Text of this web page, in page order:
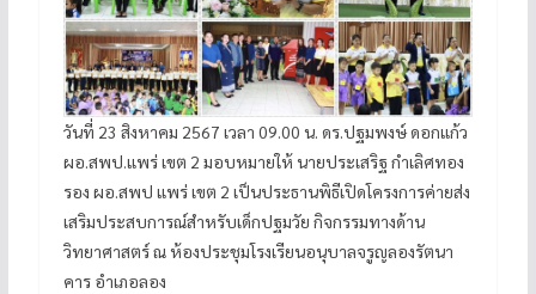
วันที่ 23 สิงหาคม 2567 เวลา 09.00 น. ดร.ปฐมพงษ์ ดอกแก้ว
ผอ.สพป.แพร่ เขต 2 มอบหมายให้ นายประเสริฐ กำเลิศทอง
รอง ผอ.สพป แพร่ เขต 2 เป็นประธานพิธีเปิดโครงการค่ายส่ง
เสริมประสบการณ์สำหรับเด็กปฐมวัย กิจกรรมทางด้าน
วิทยาศาสตร์ ณ ห้องประชุมโรงเรียนอนุบาลจรูญลองรัตนา
คาร อำเภอลอง